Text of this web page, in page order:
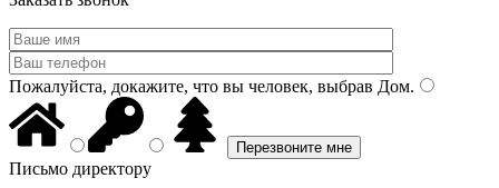
Пожалуйста, докажите, что вы человек, выбрав Дом.
Письмо директору